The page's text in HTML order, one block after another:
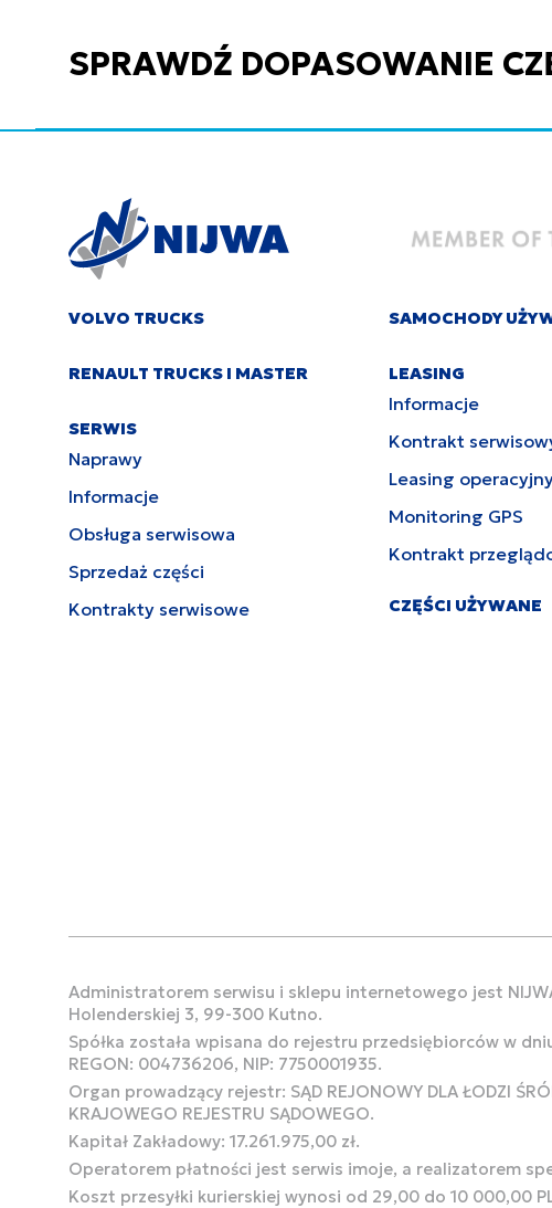
SPRAWDŹ DOPASOWANIE
VOLVO TRUCKS
RENAULT TRUCKS I MASTER
SERWIS
Naprawy
Informacje
Obsługa serwisowa
Sprzedaż części
Kontrakty serwisowe
SAMOCHODY
LEASING
Informacje
Kontrakt
Leasing
Monitoring GPS
Kontrakt
CZĘŚCI UŻYWANE
Administratorem serwisu i sklepu internetowego jest
Holenderskiej 3, 99-300 Kutno.
Spółka została wpisana do rejestru przedsiębiorców w
REGON: 004736206, NIP: 7750001935.
Organ prowadzący rejestr: SĄD REJONOWY DLA ŁODZI
KRAJOWEGO REJESTRU SĄDOWEGO.
Kapitał Zakładowy: 17.261.975,00 zł.
Operatorem płatności jest serwis imoje, a realizatorem
Koszt przesyłki kurierskiej wynosi od 29,00 do 10 000,00